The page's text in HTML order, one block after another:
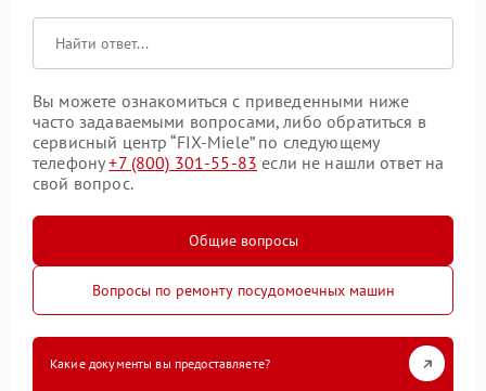
Вы можете ознакомиться с приведенными ниже
часто задаваемыми вопросами, либо обратиться в
сервисный центр “FIX-Miele” по следующему
телефону+7 (800) 301-55-83 если не нашли ответ на
свой вопрос.
Общие вопросы
Вопросы по ремонту посудомоечных машин
Какие документы вы предоставляете?